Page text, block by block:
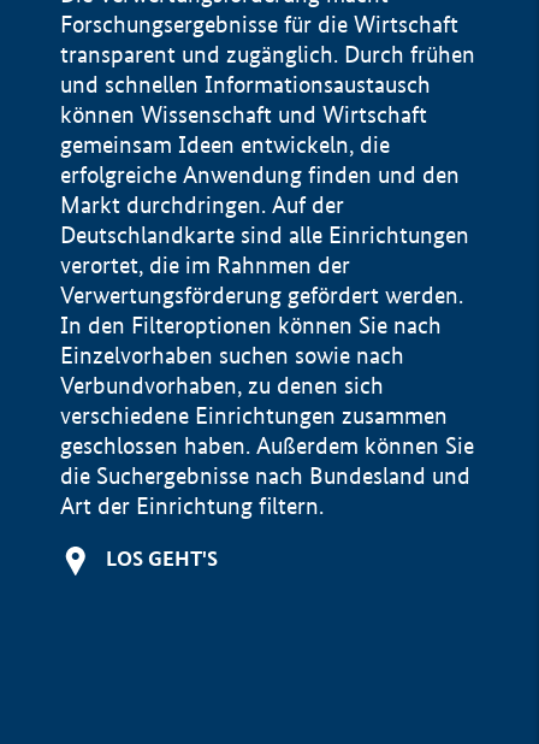
Forschungsergebnisse für die Wirtschaft
transparent und zugänglich. Durch frühen
und schnellen Informationsaustausch
können Wissenschaft und Wirtschaft
gemeinsam Ideen entwickeln, die
erfolgreiche Anwendung finden und den
Markt durchdringen. Auf der
Deutschlandkarte sind alle Einrichtungen
verortet, die im Rahnmen der
Verwertungsförderung gefördert werden.
In den Filteroptionen können Sie nach
Einzelvorhaben suchen sowie nach
Verbundvorhaben, zu denen sich
verschiedene Einrichtungen zusammen
geschlossen haben. Außerdem können Sie
die Suchergebnisse nach Bundesland und
Art der Einrichtung filtern.
LOS GEHT'S